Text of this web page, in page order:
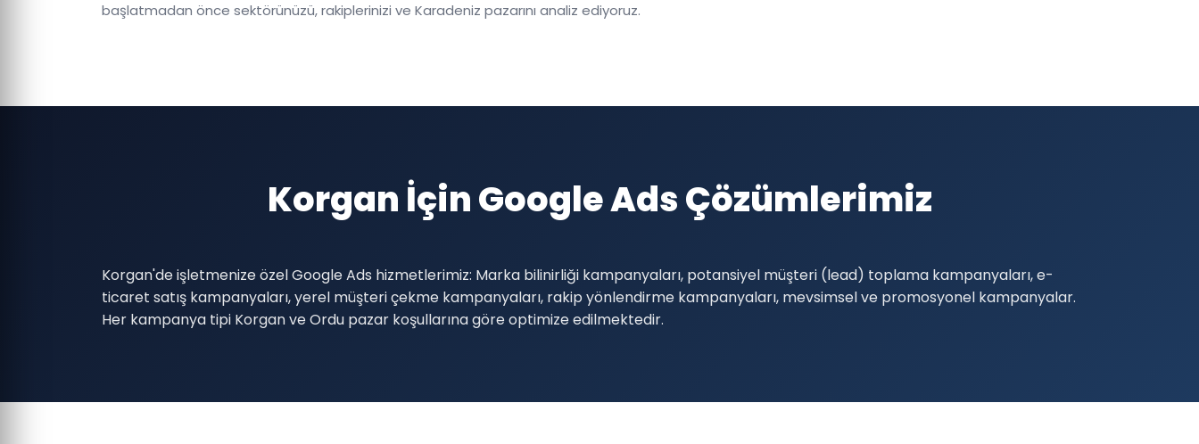
başlatmadan önce sektörünüzü, rakiplerinizi ve Karadeniz pazarını analiz ediyoruz.
Korgan İçin Google Ads Çözümlerimiz
Korgan'de işletmenize özel Google Ads hizmetlerimiz: Marka bilinirliği kampanyaları, potansiyel müşteri (lead) toplama kampanyaları, e-
ticaret satış kampanyaları, yerel müşteri çekme kampanyaları, rakip yönlendirme kampanyaları, mevsimsel ve promosyonel kampanyalar.
Her kampanya tipi Korgan ve Ordu pazar koşullarına göre optimize edilmektedir.